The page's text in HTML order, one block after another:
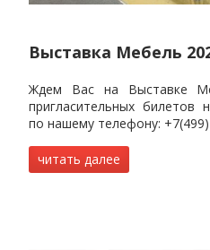
Выставка Мебель
Ждем Вас на Выставке
пригласительных билетов
по нашему телефону:
читать далее